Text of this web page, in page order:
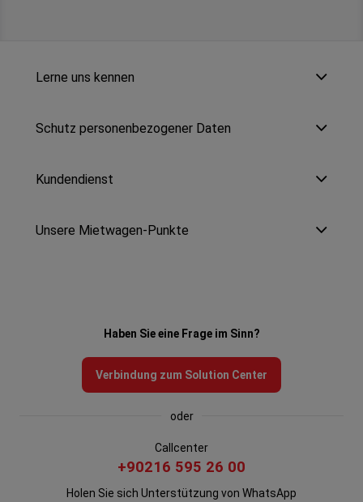
Lerne uns kennen
Schutz personenbezogener Daten
Kundendienst
Unsere Mietwagen-Punkte
Haben Sie eine Frage im Sinn?
Verbindung zum Solution Center
oder
Callcenter
+90216 595 26 00
Holen Sie sich Unterstützung von WhatsApp